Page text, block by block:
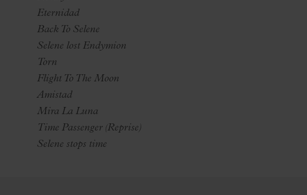
Eternidad
Back To Selene
Selene lost Endymion
Torn
Flight To The Moon
Amistad
Mira La Luna
Time Passenger (Reprise)
Selene stops time